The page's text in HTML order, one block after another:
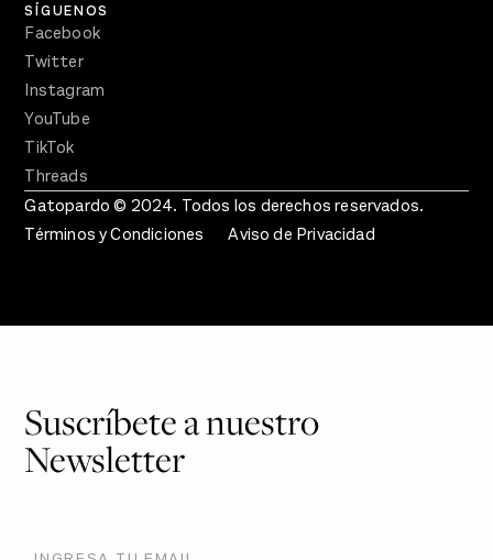
SÍGUENOS
Facebook
Twitter
Instagram
YouTube
TikTok
Threads
Gatopardo © 2024. Todos los derechos reservados.
Términos y Condiciones
Aviso de Privacidad
Suscríbete a nuestro
Newsletter